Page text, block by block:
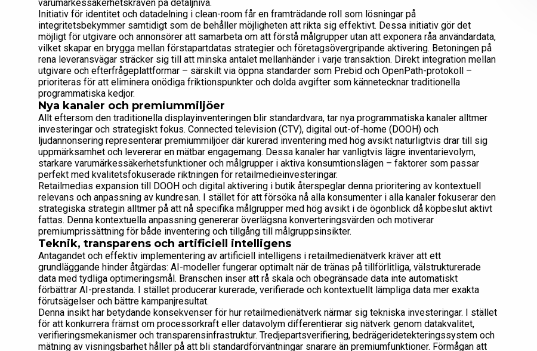
varumärkessäkerhetskraven på detaljnivå.
Initiativ för identitet och datadelning i clean-room får en framträdande roll som lösningar på
integritetsbekymmer samtidigt som de behåller möjligheten att rikta sig effektivt. Dessa initiativ gör det
möjligt för utgivare och annonsörer att samarbeta om att förstå målgrupper utan att exponera råa användardata,
vilket skapar en brygga mellan förstapartdatas strategier och företagsövergripande aktivering. Betoningen på
rena leveransvägar sträcker sig till att minska antalet mellanhänder i varje transaktion. Direkt integration mellan
utgivare och efterfrågeplattformar – särskilt via öppna standarder som Prebid och OpenPath-protokoll –
prioriteras för att eliminera onödiga friktionspunkter och dolda avgifter som kännetecknar traditionella
programmatiska kedjor.
Nya kanaler och premiummiljöer
Allt eftersom den traditionella displayinventeringen blir standardvara, tar nya programmatiska kanaler alltmer
investeringar och strategiskt fokus. Connected television (CTV), digital out-of-home (DOOH) och
ljudannonsering representerar premiummiljöer där kurerad inventering med hög avsikt naturligtvis drar till sig
uppmärksamhet och levererar en mätbar engagemang. Dessa kanaler har vanligtvis lägre inventarievolym,
starkare varumärkessäkerhetsfunktioner och målgrupper i aktiva konsumtionslägen – faktorer som passar
perfekt med kvalitetsfokuserade riktningen för retailmedieinvesteringar.
Retailmedias expansion till DOOH och digital aktivering i butik återspeglar denna prioritering av kontextuell
relevans och anpassning av kundresan. I stället för att försöka nå alla konsumenter i alla kanaler fokuserar den
strategiska strategin alltmer på att nå specifika målgrupper med hög avsikt i de ögonblick då köpbeslut aktivt
fattas. Denna kontextuella anpassning genererar överlägsna konverteringsvärden och motiverar
premiumprissättning för både inventering och tillgång till målgruppsinsikter.
Teknik, transparens och artificiell intelligens
Antagandet och effektiv implementering av artificiell intelligens i retailmedienätverk kräver att ett
grundläggande hinder åtgärdas: AI-modeller fungerar optimalt när de tränas på tillförlitliga, välstrukturerade
data med tydliga optimeringsmål. Branschen inser att rå skala och obegränsade data inte automatiskt
förbättrar AI-prestanda. I stället producerar kurerade, verifierade och kontextuellt lämpliga data mer exakta
förutsägelser och bättre kampanjresultat.
Denna insikt har betydande konsekvenser för hur retailmedienätverk närmar sig tekniska investeringar. I stället
för att konkurrera främst om processorkraft eller datavolym differentierar sig nätverk genom datakvalitet,
verifieringsmekanismer och transparensinfrastruktur. Tredjepartsverifiering, bedrägeridetekteringssystem och
mätning av visningsbarhet håller på att bli standardförväntningar snarare än premiumfunktioner. Förmågan att